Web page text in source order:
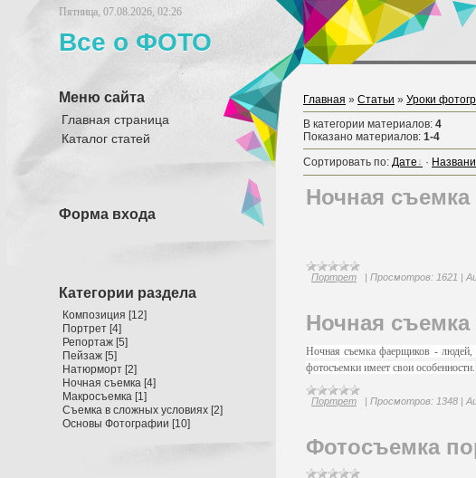
Пятница, 07.08.2026, 02:26
Все о ФОТО
Меню сайта
Главная страница
Каталог статей
Форма входа
Категории раздела
Композиция [12]
Портрет [4]
Репортаж [5]
Пейзаж [5]
Натюрморт [2]
Ночная съемка [4]
Макросъемка [1]
Съемка в сложных условиях [2]
Основы Фотографии [10]
Главная » Статьи » Уроки
В категории материалов: 4
Показано материалов: 1-4
Сортировать по: Дате ·
Ночная
Портрет | Просмотров: 1621 |
Ночная
Ночная съемка фаерщиков - людей,
фотосъемки имеет свои особенности.
Портрет | Просмотров: 1348 |
Фотосъемка